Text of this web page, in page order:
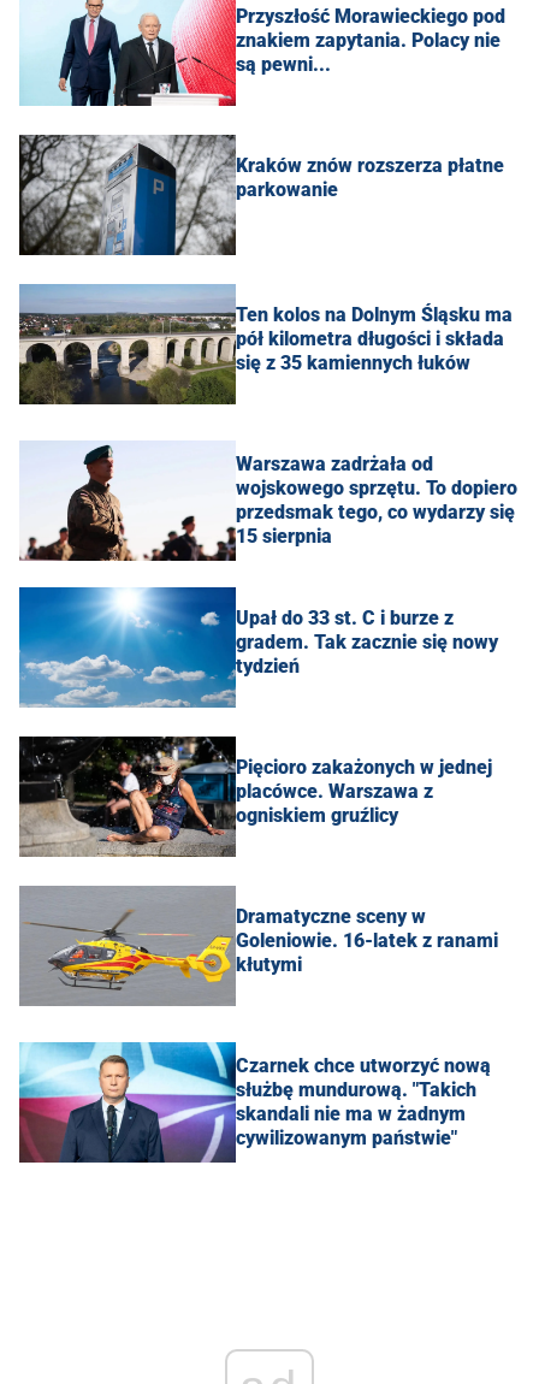
Przyszłość Morawieckiego pod
znakiem zapytania. Polacy nie
są pewni...
Kraków znów rozszerza płatne
parkowanie
Ten kolos na Dolnym Śląsku ma
pół kilometra długości i składa
się z 35 kamiennych łuków
Warszawa zadrżała od
wojskowego sprzętu. To dopiero
przedsmak tego, co wydarzy się
15 sierpnia
Upał do 33 st. C i burze z
gradem. Tak zacznie się nowy
tydzień
Pięcioro zakażonych w jednej
placówce. Warszawa z
ogniskiem gruźlicy
Dramatyczne sceny w
Goleniowie. 16-latek z ranami
kłutymi
Czarnek chce utworzyć nową
służbę mundurową. "Takich
skandali nie ma w żadnym
cywilizowanym państwie"